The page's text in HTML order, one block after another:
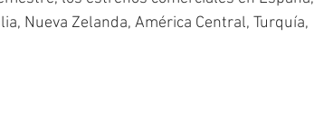
Nueva Zelanda, América Central, Turquía,